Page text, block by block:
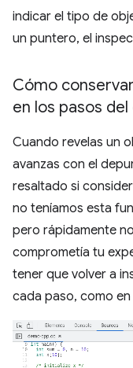
indicar el tipo de
un puntero, el
Cómo
en los pasos
Cuando revelas un
avanzas con el
resaltado si
no teníamos esta
pero rápidamente
comprometía tu
tener que volver a
cada paso, como